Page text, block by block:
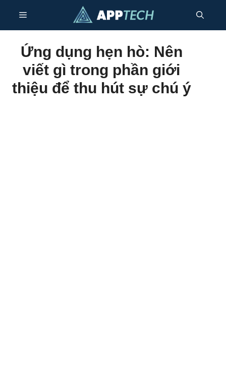
nội
Thực
đơn
Ứng dụng hẹn hò: Nên
viết gì trong phần giới
thiệu để thu hút sự chú ý